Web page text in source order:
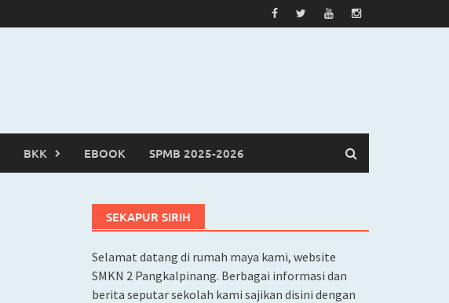
BKK EBOOK SPMB 2025-2026
SEKAPUR SIRIH
Selamat datang di rumah maya kami, website
SMKN 2 Pangkalpinang. Berbagai informasi dan
berita seputar sekolah kami sajikan disini dengan